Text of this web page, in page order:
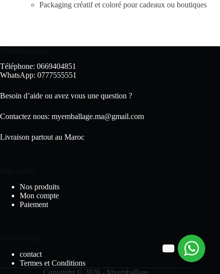
Packaging créatif et coloré pour cadeaux ou boutiques
Téléphone: 0669404851
WhatsApp: 0777555551
Besoin d’aide ou avez vous une question ?
Contactez nous: myemballage.ma@gmail.com
Livraison partout au Maroc
Nos produits
Mon compte
Paiement
contact
Termes et Conditions
Copyright © 2026 - Myemballage.